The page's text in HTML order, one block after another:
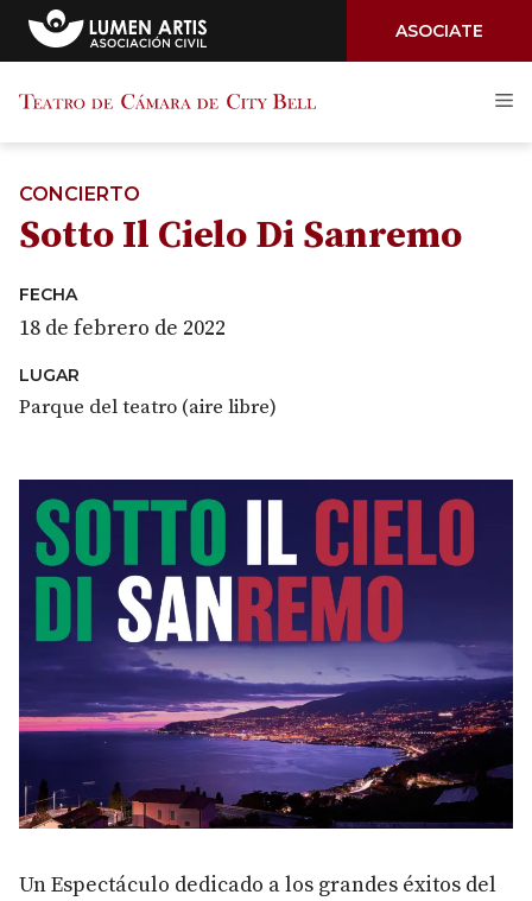
ASOCIATE
contenido
CONCIERTO
Sotto Il Cielo Di Sanremo
Un Espectáculo dedicado a los grandes éxitos del
FECHA
18 de febrero de 2022
LUGAR
Parque del teatro (aire libre)